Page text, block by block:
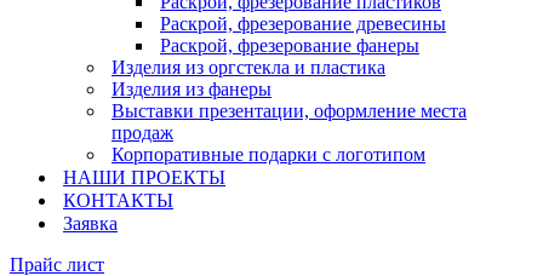
Раскрой, фрезерование древесины
Раскрой, фрезерование фанеры
Изделия из оргстекла и пластика
Изделия из фанеры
Выставки презентации, оформление места
продаж
Корпоративные подарки с логотипом
НАШИ ПРОЕКТЫ
КОНТАКТЫ
Заявка
Прайс лист